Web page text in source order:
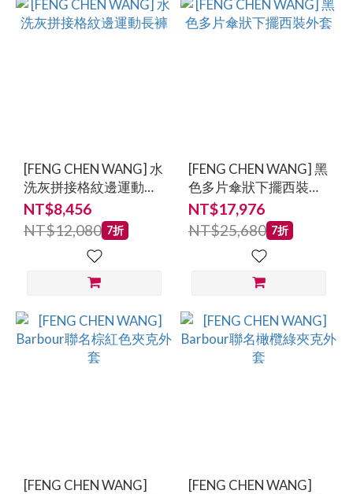
[FENG CHEN WANG] 水
洗灰拼接格紋邊運動長
褲
NT$8,456
NT$12,080 7折
[FENG CHEN WANG] 黑
色多片傘狀下擺西裝外
套
NT$17,976
NT$25,680 7折
[FENG CHEN WANG]
[FENG CHEN WANG]